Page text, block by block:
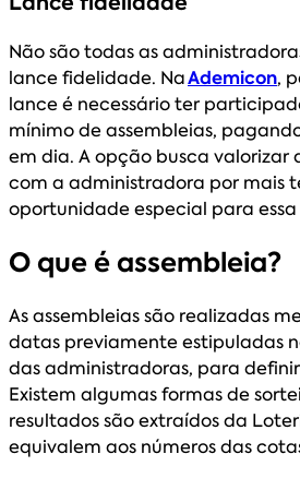
Não são todas as
lance fidelidade. NaAdemicon,
lance é necessário ter
mínimo de assembleias,
em dia. A opção busca valorizar
com a administradora por mais
oportunidade especial para
O que é assembleia?
As assembleias são realizadas
datas previamente estipuladas
das administradoras, para
Existem algumas formas de
resultados são extraídos da
equivalem aos números das